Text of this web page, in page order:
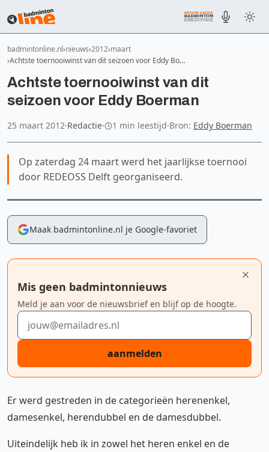
badmintonline.nl nieuws 2012 maart
Achtste toernooiwinst van dit seizoen voor Eddy Bo…
Achtste toernooiwinst van dit
seizoen voor Eddy Boerman
25 maart 2012·Redactie· 1 min leestijd·Bron: Eddy Boerman
Op zaterdag 24 maart werd het jaarlijkse toernooi
door REDEOSS Delft georganiseerd.
Maak badmintonline.nl je Google-favoriet
Mis geen badmintonnieuws
Meld je aan voor de nieuwsbrief en blijf op de hoogte.
E-mailadres
aanmelden
Er werd gestreden in de categorieën herenenkel,
damesenkel, herendubbel en de damesdubbel.
Uiteindelijk heb ik in zowel het heren enkel en de